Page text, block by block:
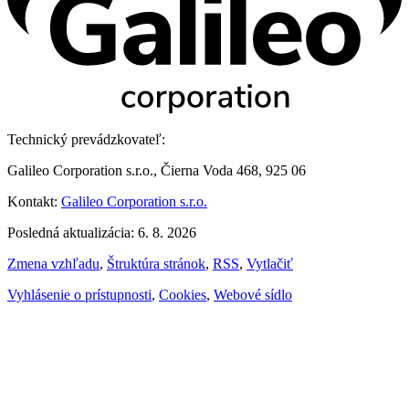
Technický prevádzkovateľ:
Galileo Corporation s.r.o., Čierna Voda 468, 925 06
Kontakt: Galileo Corporation s.r.o.
Posledná aktualizácia: 6. 8. 2026
Zmena vzhľadu, Štruktúra stránok, RSS, Vytlačiť
Vyhlásenie o prístupnosti, Cookies, Webové sídlo